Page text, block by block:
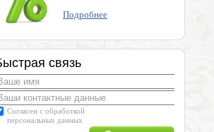
Подробнее
связь